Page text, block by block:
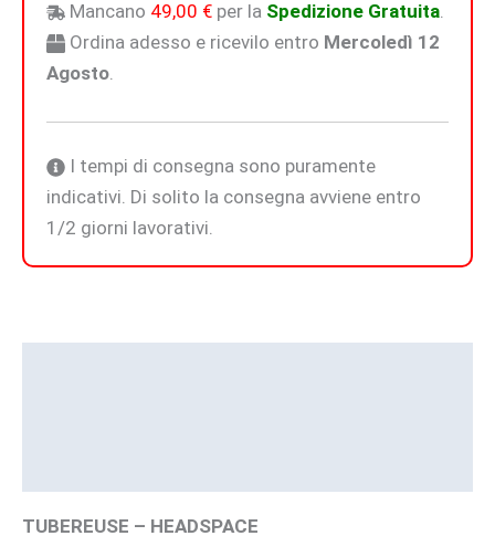
Mancano 49,00 € per la Spedizione Gratuita
Ordina adesso e ricevilo entro Mercoledì 12
Agosto
I tempi di consegna sono puramente
indicativi. Di solito la consegna avviene entro
1/2 giorni lavorativi.
TUBEREUSE – HEADSPACE